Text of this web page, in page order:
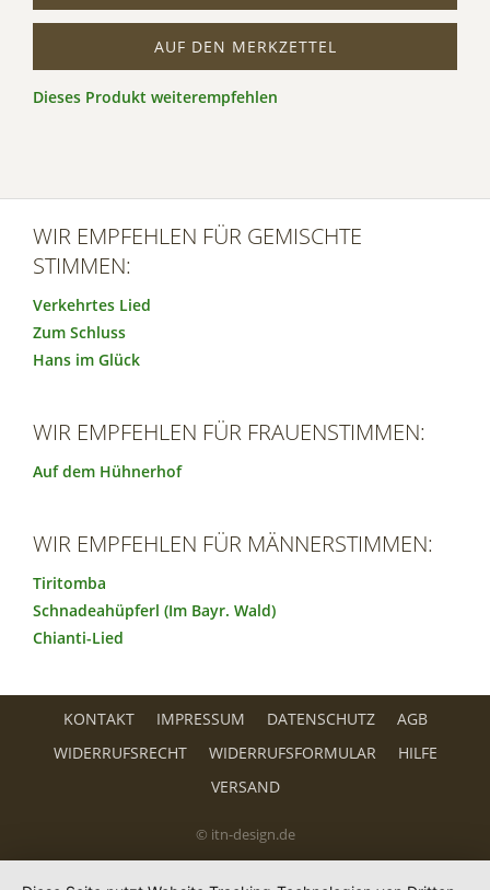
AUF DEN MERKZETTEL
Dieses Produkt weiterempfehlen
WIR EMPFEHLEN FÜR GEMISCHTE
STIMMEN:
Verkehrtes Lied
Zum Schluss
Hans im Glück
WIR EMPFEHLEN FÜR FRAUENSTIMMEN:
Auf dem Hühnerhof
WIR EMPFEHLEN FÜR MÄNNERSTIMMEN:
Tiritomba
Schnadeahüpferl (Im Bayr. Wald)
Chianti-Lied
KONTAKT IMPRESSUM DATENSCHUTZ
AGB
WIDERRUFSRECHT
WIDERRUFSFORMULAR
HILFE
VERSAND
© itn-design.de